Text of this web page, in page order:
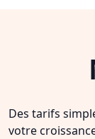
Des tarifs
votre